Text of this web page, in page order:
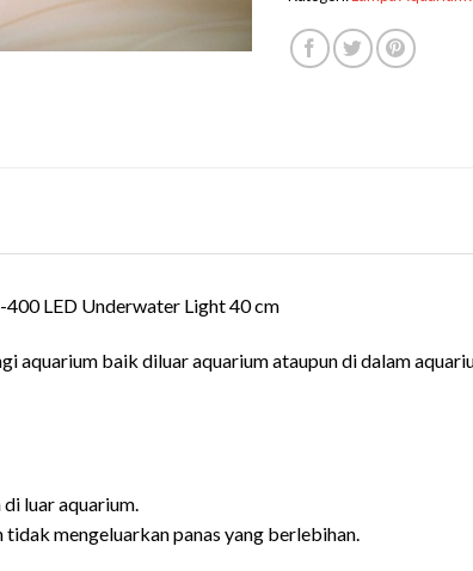
400 LED Underwater Light 40 cm
aquarium baik diluar aquarium ataupun di dalam
luar aquarium.
mengeluarkan panas yang berlebihan.